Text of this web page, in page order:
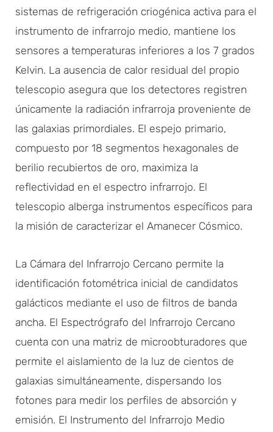
sistemas de refrigeración criogénica activa para el
instrumento de infrarrojo medio, mantiene los
sensores a temperaturas inferiores a los 7 grados
Kelvin. La ausencia de calor residual del propio
telescopio asegura que los detectores registren
únicamente la radiación infrarroja proveniente de
las galaxias primordiales. El espejo primario,
compuesto por 18 segmentos hexagonales de
berilio recubiertos de oro, maximiza la
reflectividad en el espectro infrarrojo. El
telescopio alberga instrumentos específicos para
la misión de caracterizar el Amanecer Cósmico.
La Cámara del Infrarrojo Cercano permite la
identificación fotométrica inicial de candidatos
galácticos mediante el uso de filtros de banda
ancha. El Espectrógrafo del Infrarrojo Cercano
cuenta con una matriz de microobturadores que
permite el aislamiento de la luz de cientos de
galaxias simultáneamente, dispersando los
fotones para medir los perfiles de absorción y
emisión. El Instrumento del Infrarrojo Medio